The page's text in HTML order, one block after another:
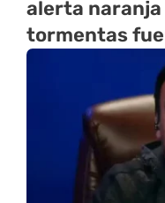
alerta
tormentas